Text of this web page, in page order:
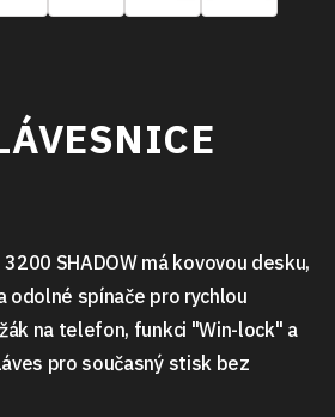
SHADOW má kovovou desku,
odolné spínače pro rychlou
na telefon, funkci "Win-lock" a
pro současný stisk bez